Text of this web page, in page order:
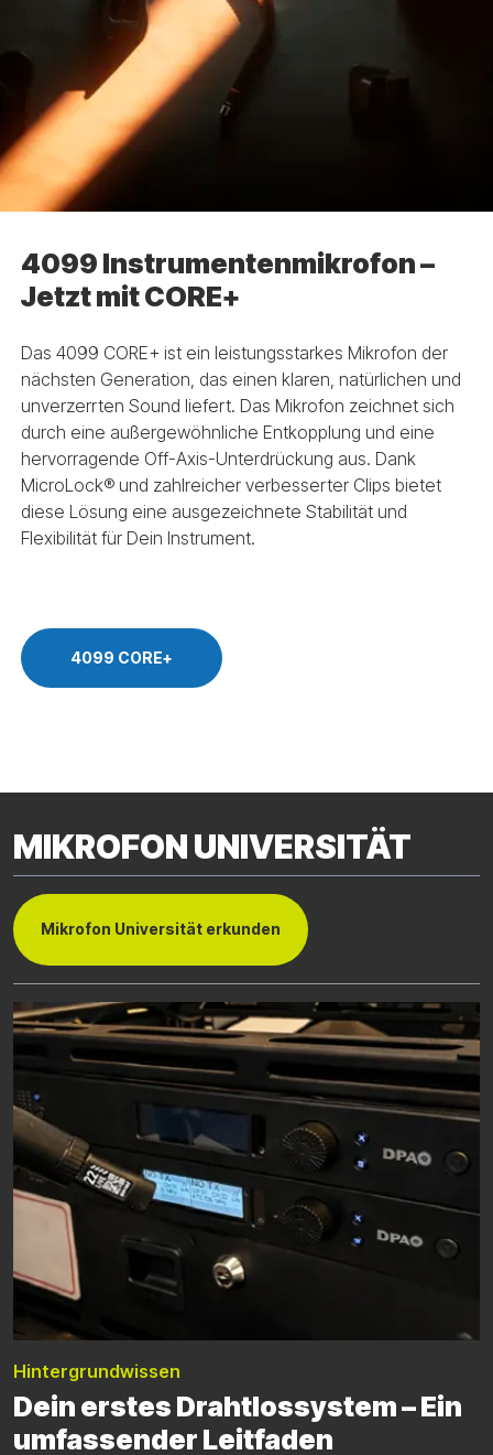
4099 Instrumentenmikrofon –
Jetzt mit CORE+
Das 4099 CORE+ ist ein leistungsstarkes Mikrofon der
nächsten Generation, das einen klaren, natürlichen und
unverzerrten Sound liefert. Das Mikrofon zeichnet sich
durch eine außergewöhnliche Entkopplung und eine
hervorragende Off-Axis-Unterdrückung aus. Dank
MicroLock® und zahlreicher verbesserter Clips bietet
diese Lösung eine ausgezeichnete Stabilität und
Flexibilität für Dein Instrument.
4099 CORE+
MIKROFON UNIVERSITÄT
Mikrofon Universität erkunden
Hintergrundwissen
Dein erstes Drahtlossystem – Ein
umfassender Leitfaden